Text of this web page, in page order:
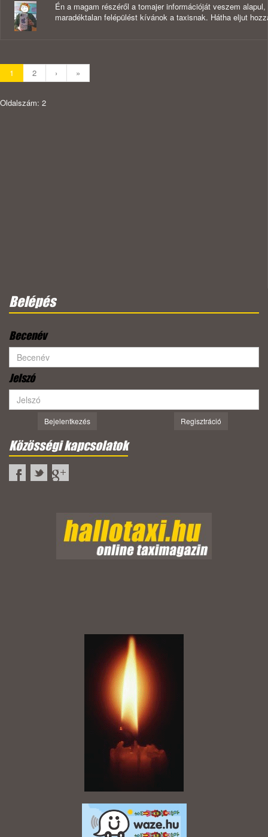
Én a magam részéről a tomajer információját veszem
maradéktalan felépülést kívánok a taxisnak. Hátha eljut
1 2 › »
Oldalszám: 2
Belépés
Becenév
Jelszó
Bejelentkezés Regisztráció
Közösségi kapcsolatok